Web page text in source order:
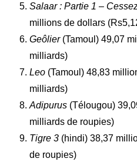
Salaar : Partie 1 –
millions de dollars
Geôlier(Tamoul) 49,07
milliards)
Leo (Tamoul) 48,83
milliards)
Adipurus (Télougou)
milliards de roupies)
Tigre 3 (hindi) 38,37
de roupies)